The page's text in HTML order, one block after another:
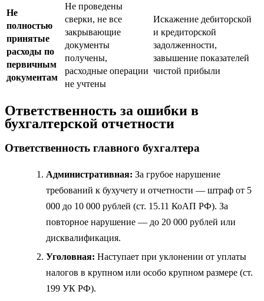
Не
полностью
принятые
расходы по
первичным
документам
Не проведены
сверки, не все
закрывающие
документы
получены,
расходные операции
не учтены
Искажение дебиторской
и кредиторской
задолженности,
завышение показателей
чистой прибыли
Ответственность за ошибки в
бухгалтерской отчетности
Ответственность главного бухгалтера
Административная: За грубое нарушение
требований к бухучету и отчетности — штраф от 5
000 до 10 000 рублей (ст. 15.11 КоАП РФ). За
повторное нарушение — до 20 000 рублей или
дисквалификация.
Уголовная: Наступает при уклонении от уплаты
налогов в крупном или особо крупном размере (ст.
199 УК РФ).